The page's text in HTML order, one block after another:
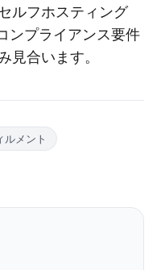
ルフホスティング
ンプライアンス要件
見合います。
ルメント